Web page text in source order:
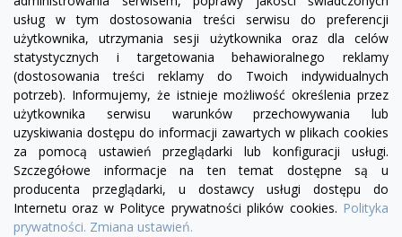
FacebookYouTubePinterest
usług w tym dostosowania treści serwisu do preferencji
użytkownika, utrzymania sesji użytkownika oraz dla celów
statystycznych i targetowania behawioralnego reklamy
(dostosowania treści reklamy do Twoich indywidualnych
potrzeb). Informujemy, że istnieje możliwość określenia przez
użytkownika serwisu warunków przechowywania lub
uzyskiwania dostępu do informacji zawartych w plikach cookies
za pomocą ustawień przeglądarki lub konfiguracji usługi.
Szczegółowe informacje na ten temat dostępne są u
producenta przeglądarki, u dostawcy usługi dostępu do
Internetu oraz w Polityce prywatności plików cookies. Polityka
prywatności. Zmiana ustawień.
PRODUKTY

INFORMACJE
